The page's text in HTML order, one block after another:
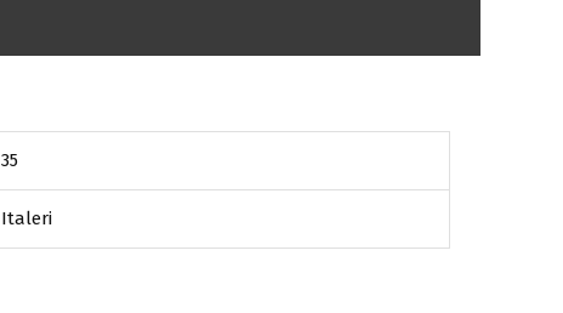
35
Italeri